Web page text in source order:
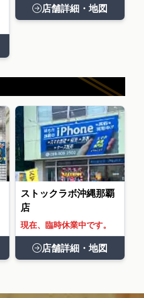
店舗詳細・地図
ストックラボ沖縄那覇
店
現在、臨時休業中です。
店舗詳細・地図